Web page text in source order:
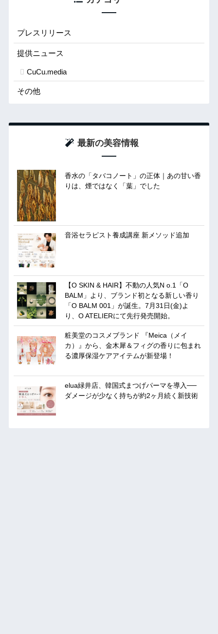
プレスリリース
提供ニュース
CuCu.media
その他
最新の美容情報
香水の「タバコノート」の正体｜あの甘い香
りは、煙ではなく「葉」でした
音浴セラピスト養成講座 新メソッド追加
【O SKIN & HAIR】不動の人気N o.1「O
BALM」より、ブランド初となる新しい香り
「O BALM 001」が誕生。7月31日(金)よ
り、O ATELIERにて先行発売開始。
粧美堂のコスメブランド 『Meica（メイ
カ）』から、金木犀＆フィグの香りに包まれ
る濃厚保湿ケアアイテムが新登場！
elua緑井店、韓国式まつげパーマを導入──
ダメージが少なく持ちが約2ヶ月続く新技術